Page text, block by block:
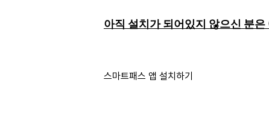
아직 설치가 되어있지 않으신 분
스마트패스 앱 설치하기